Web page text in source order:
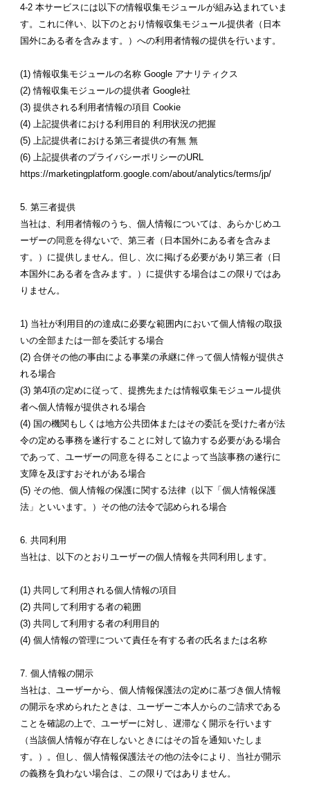
4-2 本サービスには以下の情報収集モジュールが組み込まれていま
す。これに伴い、以下のとおり情報収集モジュール提供者（日本
国外にある者を含みます。）への利用者情報の提供を行います。
(1) 情報収集モジュールの名称 Google アナリティクス
(2) 情報収集モジュールの提供者 Google社
(3) 提供される利用者情報の項目 Cookie
(4) 上記提供者における利用目的 利用状況の把握
(5) 上記提供者における第三者提供の有無 無
(6) 上記提供者のプライバシーポリシーのURL
https://marketingplatform.google.com/about/analytics/terms/jp/
5. 第三者提供
当社は、利用者情報のうち、個人情報については、あらかじめユ
ーザーの同意を得ないで、第三者（日本国外にある者を含みま
す。）に提供しません。但し、次に掲げる必要があり第三者（日
本国外にある者を含みます。）に提供する場合はこの限りではあ
りません。
1) 当社が利用目的の達成に必要な範囲内において個人情報の取扱
いの全部または一部を委託する場合
(2) 合併その他の事由による事業の承継に伴って個人情報が提供さ
れる場合
(3) 第4項の定めに従って、提携先または情報収集モジュール提供
者へ個人情報が提供される場合
(4) 国の機関もしくは地方公共団体またはその委託を受けた者が法
令の定める事務を遂行することに対して協力する必要がある場合
であって、ユーザーの同意を得ることによって当該事務の遂行に
支障を及ぼすおそれがある場合
(5) その他、個人情報の保護に関する法律（以下「個人情報保護
法」といいます。）その他の法令で認められる場合
6. 共同利用
当社は、以下のとおりユーザーの個人情報を共同利用します。
(1) 共同して利用される個人情報の項目
(2) 共同して利用する者の範囲
(3) 共同して利用する者の利用目的
(4) 個人情報の管理について責任を有する者の氏名または名称
7. 個人情報の開示
当社は、ユーザーから、個人情報保護法の定めに基づき個人情報
の開示を求められたときは、ユーザーご本人からのご請求である
ことを確認の上で、ユーザーに対し、遅滞なく開示を行います
（当該個人情報が存在しないときにはその旨を通知いたしま
す。）。但し、個人情報保護法その他の法令により、当社が開示
の義務を負わない場合は、この限りではありません。